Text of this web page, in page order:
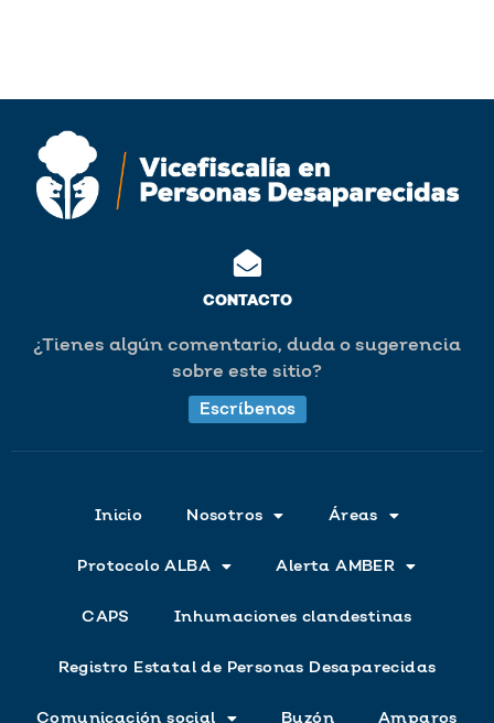
CONTACTO
¿Tienes algún comentario, duda o sugerencia
sobre este sitio?
Escríbenos
Inicio Nosotros Áreas
Protocolo ALBA Alerta AMBER
CAPS Inhumaciones clandestinas
Registro Estatal de Personas Desaparecidas